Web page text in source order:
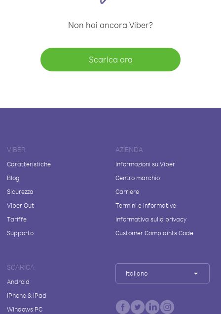
Non hai ancora Viber?
Scarica ora
VIBER
Caratteristiche
Blog
Sicurezza
Viber Out
Tariffe
Supporto
AZIENDA
Informazioni su Viber
Centro marchio
Carriere
Termini e informative
Informativa sulla privacy
Customer Complaints Code
SCARICA
Android
iPhone & iPad
Windows PC
Italiano